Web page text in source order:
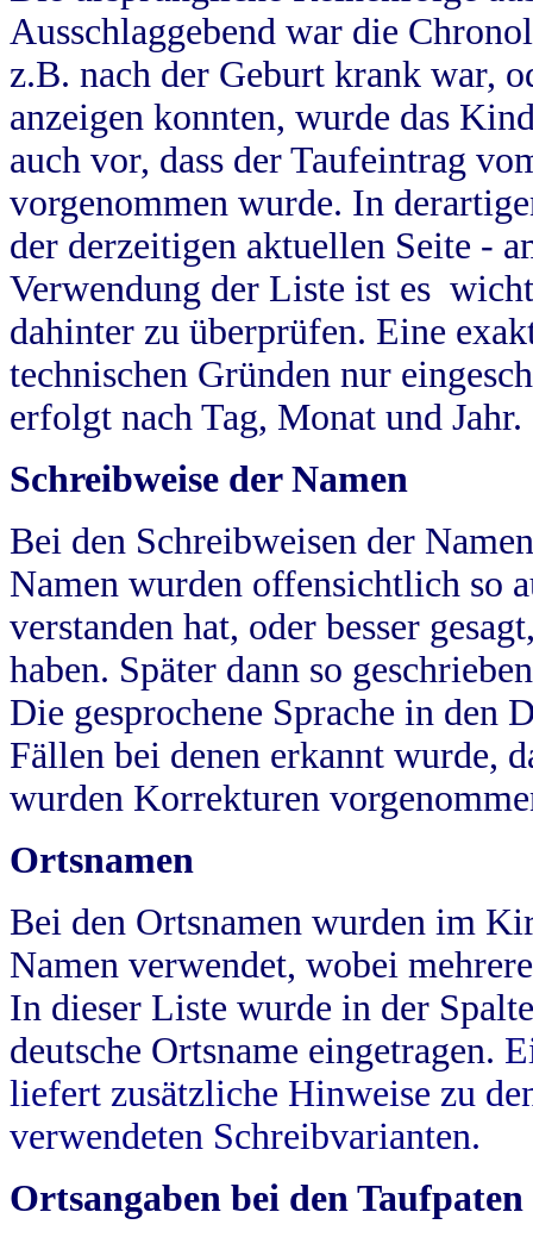
Ausschlaggebend war die
z.B. nach der Geburt krank war,
anzeigen konnten, wurde das
auch vor, dass der Taufeintrag
vorgenommen wurde. In
der derzeitigen aktuellen Seite -
Verwendung der Liste ist es
dahinter zu überprüfen. Eine
technischen Gründen nur
erfolgt nach Tag, Monat und Jahr.
Schreibweise der Namen
Bei den Schreibweisen der
Namen wurden offensichtlich so
verstanden hat, oder besser
haben. Später dann so
Die gesprochene Sprache in
Fällen bei denen erkannt wurde,
wurden Korrekturen
Ortsnamen
Bei den Ortsnamen wurden im
Namen verwendet, wobei
In dieser Liste wurde in der
deutsche Ortsname eingetragen.
liefert zusätzliche Hinweise zu
verwendeten Schreibvarianten.
Ortsangaben bei den Taufpaten